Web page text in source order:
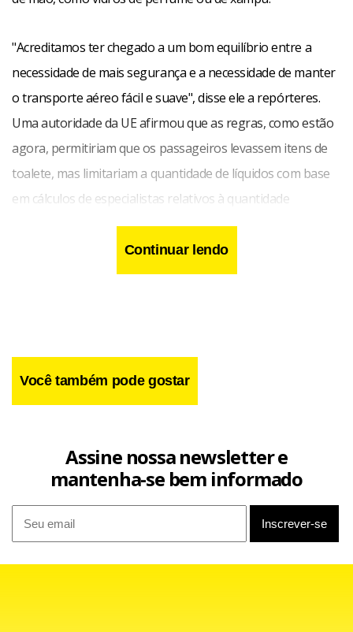
"Acreditamos ter chegado a um bom equilíbrio entre a
necessidade de mais segurança e a necessidade de manter
o transporte aéreo fácil e suave", disse ele a repórteres.
Uma autoridade da UE afirmou que as regras, como estão
agora, permitiriam que os passageiros levassem itens de
toalete, mas limitariam a quantidade de líquidos com base
em cálculos de especialistas relativos à quantidade
necessária para ser utilizada como explosivo.
Continuar lendo
Você também pode gostar
Assine nossa newsletter e
mantenha-se bem informado